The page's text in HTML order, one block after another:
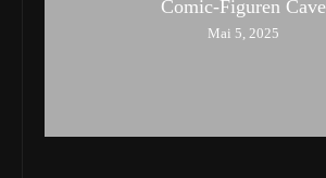
Comic-Figuren Cave
Mai 5, 2025